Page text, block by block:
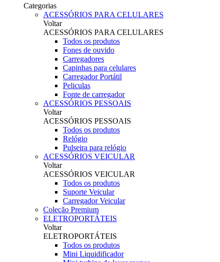
Categorias
ACESSÓRIOS PARA CELULARES
Voltar
ACESSÓRIOS PARA CELULARES
Todos os produtos
Fones de ouvido
Carregadores
Capinhas para celulares
Carregador Portátil
Peliculas
Fonte de carregador
ACESSÓRIOS PESSOAIS
Voltar
ACESSÓRIOS PESSOAIS
Todos os produtos
Relógio
Pulseira para relógio
ACESSÓRIOS VEICULAR
Voltar
ACESSÓRIOS VEICULAR
Todos os produtos
Suporte Veicular
Carregador Veicular
Coleção Premium
ELETROPORTÁTEIS
Voltar
ELETROPORTÁTEIS
Todos os produtos
Mini Liquidificador